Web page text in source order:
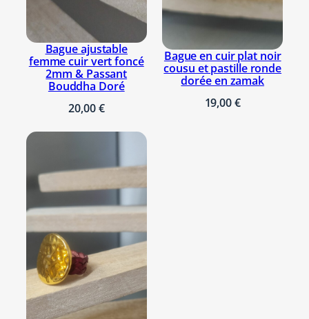
Bague ajustable
femme cuir vert foncé
2mm & Passant
Bouddha Doré
20,00€
Bague en cuir plat noir
cousu et pastille ronde
dorée en zamak
19,00€